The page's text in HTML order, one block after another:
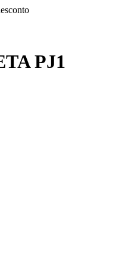
PJ1